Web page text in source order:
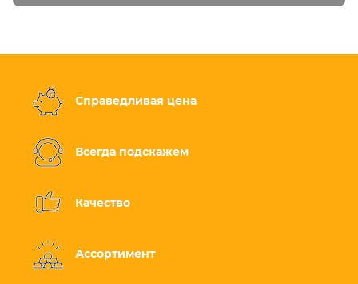
Справедливая цена
Всегда подскажем
Качество
Ассортимент